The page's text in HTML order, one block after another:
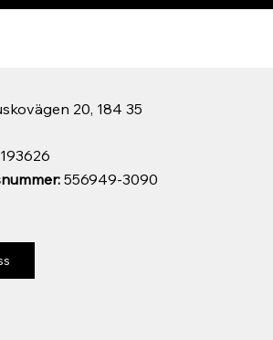
556949-3090
20, 184 35